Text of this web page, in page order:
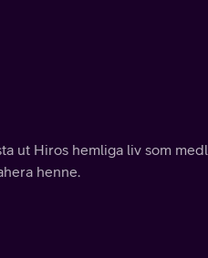
ut Hiros hemliga liv som
henne.